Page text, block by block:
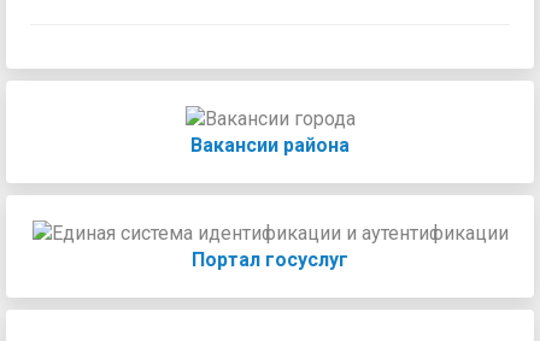
Вакансии района
Портал госуслуг